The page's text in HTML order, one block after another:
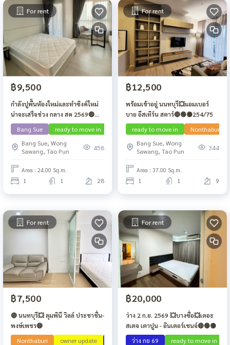
For rent
฿9,500
กำลังปูพื้นห้องใหม่และทำซิงค์ใหม่
น่าจะเสร็จช่วง กลาง สค 2569🔴
บางซื่อ 🟢🟡🟣 แชปเตอร์ วัน ชายน์
บางโพ 🟢🟡🟣
Bang Sue ready to move in
ว่าง สค 69
Bang Sue, Wong
Sawang, Tao Pun
458
Area : 24.00 Sq.m.
1 1 28
For rent
฿12,500
พร้อมเข้าอยู่ นนทบุรี💥แอมเบอร์
บาย อีสเทิร์น สตาร์🔴🟢🟡254/75
ready to move in
Nonthaburi
Bang Sue, Wong
Sawang, Tao Pun
344
Area : 37.00 Sq.m.
1 1 9
For rent
฿7,500
🔴 นนทบุรี💥 ลุมพินี วิลล์ ประชาชื่น-
พงษ์เพชร🔴
Nonthaburi
owner update
ว่าง กย 69
For rent
฿20,000
ว่าง 2 ก.ย. 2569 💥บางซื่อ💥เดอะ
สเตจ เตาปูน - อินเตอร์เชนจ์🔴🟢🟡
ว่าง กย 69
ready to move in